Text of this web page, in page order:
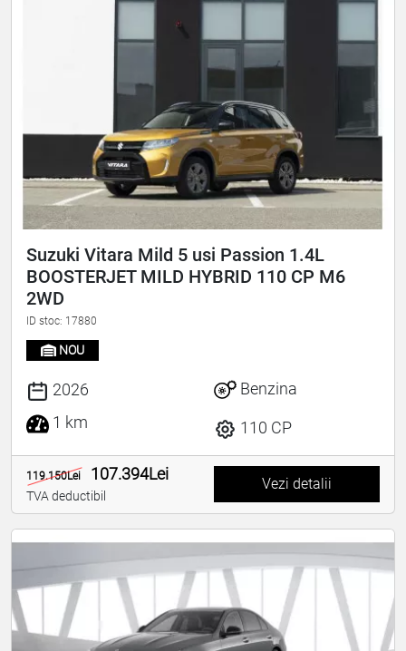
Suzuki Vitara Mild 5 usi Passion 1.4L
BOOSTERJET MILD HYBRID 110 CP M6
2WD
ID stoc: 17880
NOU
2026
1 km
Benzina
110 CP
119.150Lei 107.394Lei
TVA deductibil
Vezi detalii